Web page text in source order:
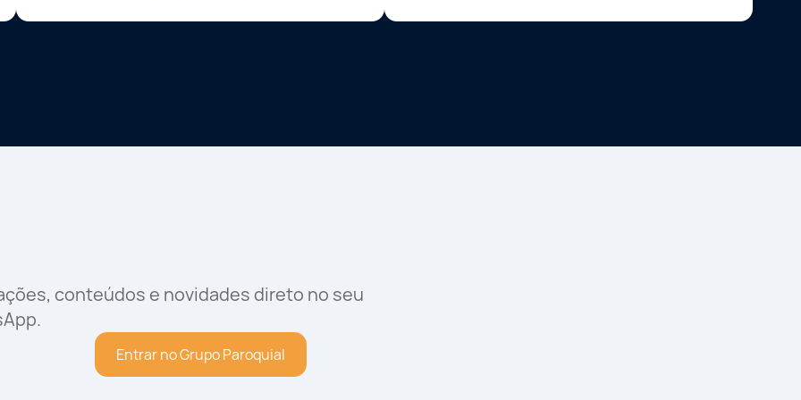
conteúdos e novidades direto no seu
Entrar no Grupo Paroquial